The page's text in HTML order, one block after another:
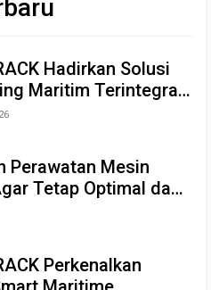
Hadirkan Solusi
Maritim Terintegrasi
AI & IoT di Indonesia
Perawatan Mesin
Tetap Optimal dan
Perkenalkan